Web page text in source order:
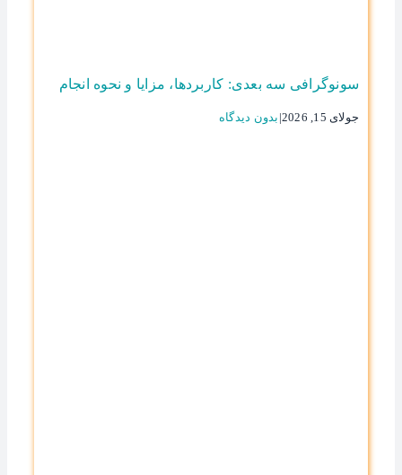
سونوگرافی سه بعدی: کاربردها، مزایا و نحوه انجام
جولای 15, 2026 |بدون ديدگاه